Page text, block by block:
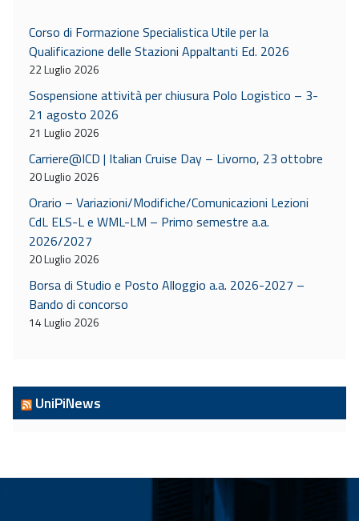
Corso di Formazione Specialistica Utile per la
Qualificazione delle Stazioni Appaltanti Ed. 2026
22 Luglio 2026
Sospensione attività per chiusura Polo Logistico – 3-
21 agosto 2026
21 Luglio 2026
Carriere@ICD | Italian Cruise Day – Livorno, 23 ottobre
20 Luglio 2026
Orario – Variazioni/Modifiche/Comunicazioni Lezioni
CdL ELS-L e WML-LM – Primo semestre a.a.
2026/2027
20 Luglio 2026
Borsa di Studio e Posto Alloggio a.a. 2026-2027 –
Bando di concorso
14 Luglio 2026
UniPiNews